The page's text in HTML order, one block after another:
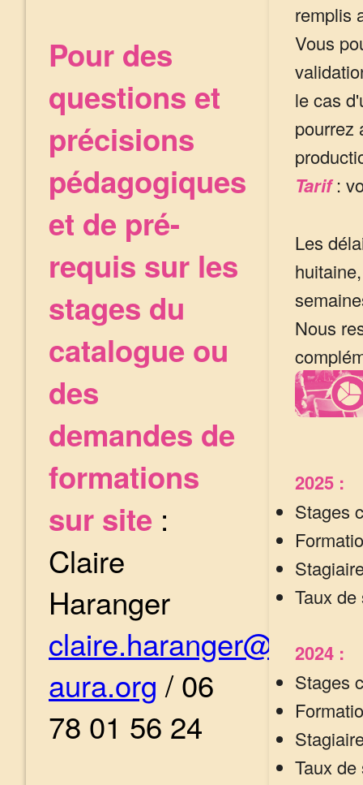
Pour des
questions et
précisions
pédagogiques
et de pré-
requis sur les
stages du
catalogue ou
des
demandes de
formations
sur site :
Claire
Haranger
aura.org / 06
78 01 56 24
remplis
Vous
le cas
pourrez
Tarif:
Les
Nous
2025 :
Stages
Taux
2024 :
Stages
Taux